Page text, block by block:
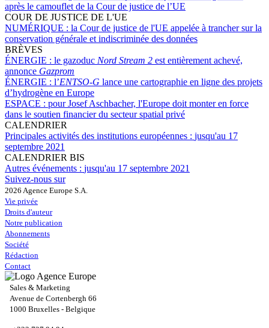
après le camouflet de la Cour de justice de l’UE
COUR DE JUSTICE DE L'UE
NUMÉRIQUE : la Cour de justice de l'UE appelée à trancher sur la
conservation générale et indiscriminée des données
BRÈVES
ÉNERGIE : le gazoduc Nord Stream 2 est entièrement achevé,
annonce Gazprom
ÉNERGIE : l’ENTSO-G lance une cartographie en ligne des projets
d’hydrogène en Europe
ESPACE : pour Josef Aschbacher, l'Europe doit monter en force
dans le soutien financier du secteur spatial privé
CALENDRIER
Principales activités des institutions européennes : jusqu'au 17
septembre 2021
CALENDRIER BIS
Autres événements : jusqu'au 17 septembre 2021
Suivez-nous sur
2026 Agence Europe S.A.
Vie privée
Droits d'auteur
Notre publication
Abonnements
Société
Rédaction
Contact
Sales & Marketing
Avenue de Cortenbergh 66
1000 Bruxelles - Belgique